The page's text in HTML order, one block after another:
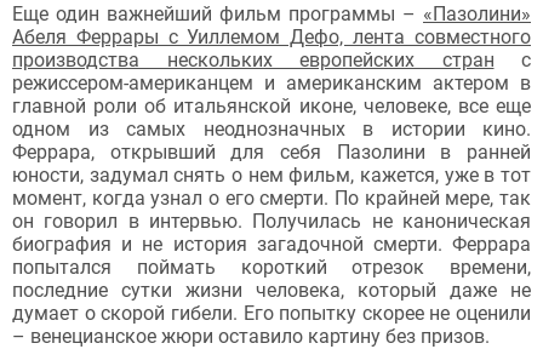
Еще один важнейший фильм программы – «Пазолини»
Абеля Феррары с Уиллемом Дефо, лента совместного
производства нескольких европейских стран с
режиссером-американцем и американским актером в
главной роли об итальянской иконе, человеке, все еще
одном из самых неоднозначных в истории кино.
Феррара, открывший для себя Пазолини в ранней
юности, задумал снять о нем фильм, кажется, уже в тот
момент, когда узнал о его смерти. По крайней мере, так
он говорил в интервью. Получилась не каноническая
биография и не история загадочной смерти. Феррара
попытался поймать короткий отрезок времени,
последние сутки жизни человека, который даже не
думает о скорой гибели. Его попытку скорее не оценили
– венецианское жюри оставило картину без призов.